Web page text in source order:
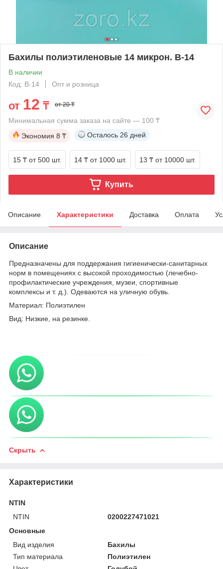
Бахилы полиэтиленовые 14 микрон. B-14
В наличии
Код: B-14
Опт и розница
от 12 ₸ от 20 ₸
Минимальная сумма заказа на сайте — 100 ₸
Экономия 8 ₸ Осталось 26 дней
15 ₸ от 500 шт. 14 ₸ от 1000 шт. 13 ₸ от 10000 шт.
Купить
Описание Характеристики Доставка Оплата
Описание
Предназначены для поддержания гигиенически-санитарных
норм в помещениях с высокой проходимостью (лечебно-
профилактические учреждения, музеи, спортивные
комплексы и т. д.). Одеваются на уличную обувь.
Материал: Полиэтилен
Вид: Низкие, на резинке.
Скрыть
Характеристики
NTIN
NTIN
0200227471021
Основные
Вид изделия
Бахилы
Тип материала
Полиэтилен